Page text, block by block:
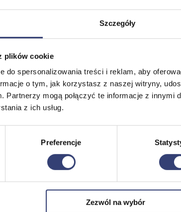
Szczegóły
plików cookie
do spersonalizowania treści i reklam, aby
o tym, jak korzystasz z naszej witryny,
Partnerzy mogą połączyć te informacje z innymi
z ich usług.
Preferencje
Zezwól na wybór